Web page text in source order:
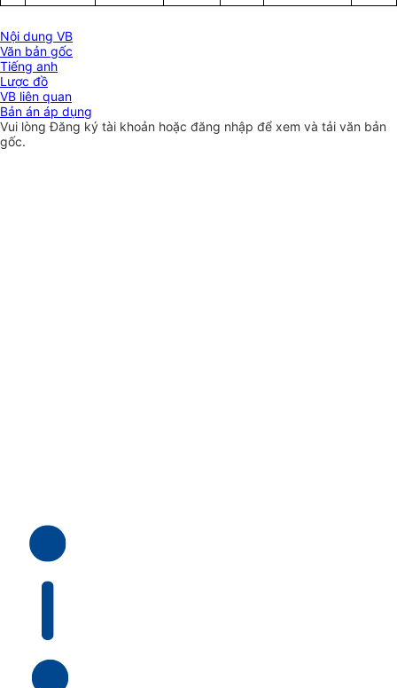
Nội dung VB
Văn bản gốc
Tiếng anh
Lược đồ
VB liên quan
Bản án áp dụng
Vui lòngĐăng ký tài khoản hoặc đăng nhập để xem và tải văn bản
gốc.